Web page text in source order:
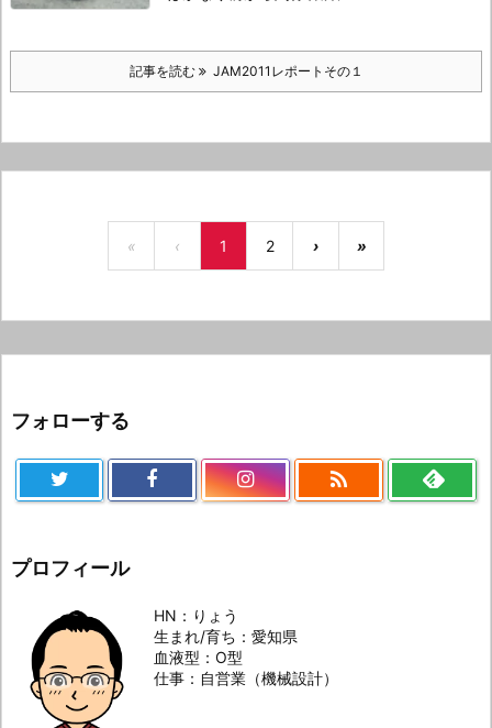
記事を読む JAM2011レポートその１
« ‹ 1 2 › »
フォローする

プロフィール
HN：りょう
生まれ/育ち：愛知県
血液型：O型
仕事：自営業（機械設計）